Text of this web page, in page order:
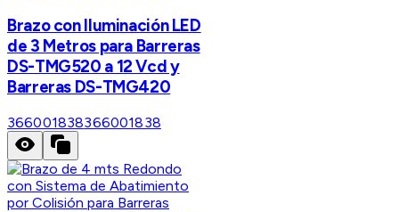
Brazo con Iluminación LED
de 3 Metros para Barreras
DS-TMG520 a 12 Vcd y
Barreras DS-TMG420
366001838366001838